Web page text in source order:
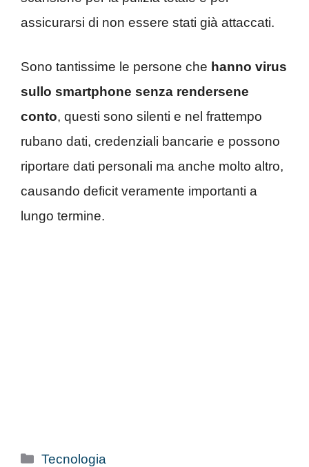
assicurarsi di non essere stati già attaccati.
Sono tantissime le persone che hanno virus
sullo smartphone senza rendersene
conto, questi sono silenti e nel frattempo
rubano dati, credenziali bancarie e possono
riportare dati personali ma anche molto altro,
causando deficit veramente importanti a
lungo termine.
Categorie
Tecnologia